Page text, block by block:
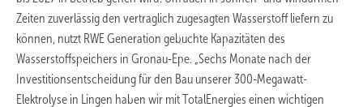
Zeiten zuverlässig den vertraglich zugesagten Wasserstoff liefern zu
können, nutzt RWE Generation gebuchte Kapazitäten des
Wasserstoffspeichers in Gronau-Epe. „Sechs Monate nach der
Investitionsentscheidung für den Bau unserer 300-Megawatt-
Elektrolyse in Lingen haben wir mit TotalEnergies einen wichtigen